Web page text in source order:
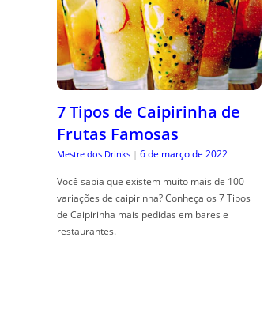
7 Tipos de Caipirinha de
Frutas Famosas
Mestre dos Drinks | 6 de março de 2022
Você sabia que existem muito mais de 100
variações de caipirinha? Conheça os 7 Tipos
de Caipirinha mais pedidas em bares e
restaurantes.